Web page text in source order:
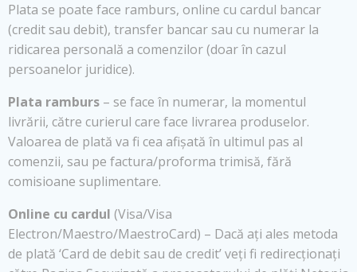
Plata se poate face ramburs, online cu cardul bancar
(credit sau debit), transfer bancar sau cu numerar la
ridicarea personală a comenzilor (doar în cazul
persoanelor juridice).
Plata ramburs – se face în numerar, la momentul
livrării, către curierul care face livrarea produselor.
Valoarea de plată va fi cea afișată în ultimul pas al
comenzii, sau pe factura/proforma trimisă, fără
comisioane suplimentare.
Online cu cardul (Visa/Visa
Electron/Maestro/MaestroCard) – Dacă ați ales metoda
de plată ‘Card de debit sau de credit’ veți fi redirecționați